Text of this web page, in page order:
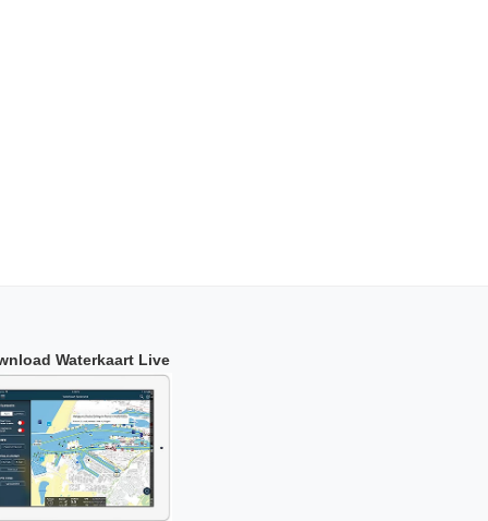
Waterkaart Live